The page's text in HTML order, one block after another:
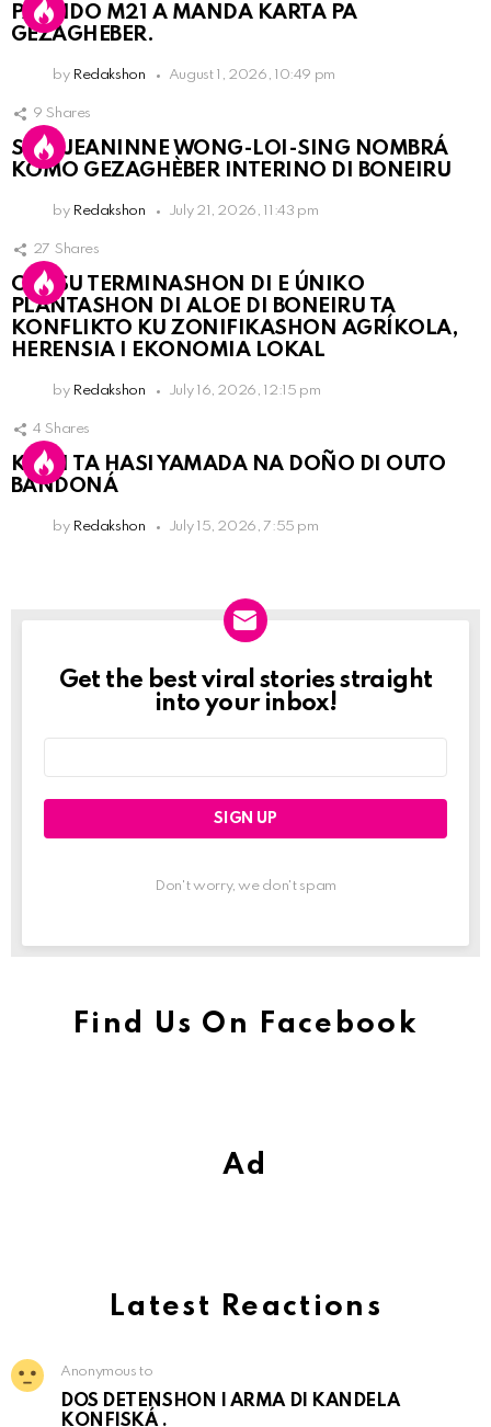
PARTIDO M21 A MANDA KARTA PA
GEZAGHEBER.
by Redakshon August 1, 2026, 10:49 pm
9 Shares
SRA. JEANINNE WONG-LOI-SING NOMBRÁ
KOMO GEZAGHÈBER INTERINO DI BONEIRU
by Redakshon July 21, 2026, 11:43 pm
27 Shares
OLB SU TERMINASHON DI E ÚNIKO
PLANTASHON DI ALOE DI BONEIRU TA
KONFLIKTO KU ZONIFIKASHON AGRÍKOLA,
HERENSIA I EKONOMIA LOKAL
by Redakshon July 16, 2026, 12:15 pm
4 Shares
KPCN TA HASI YAMADA NA DOÑO DI OUTO
BANDONÁ
by Redakshon July 15, 2026, 7:55 pm
Newslett
Get the best viral stories straight
into your inbox!
Don't worry, we don't spam
Find Us On Facebook
Ad
Latest Reactions
Anonymous to
DOS DETENSHON I ARMA DI KANDELA
KONFISKÁ .